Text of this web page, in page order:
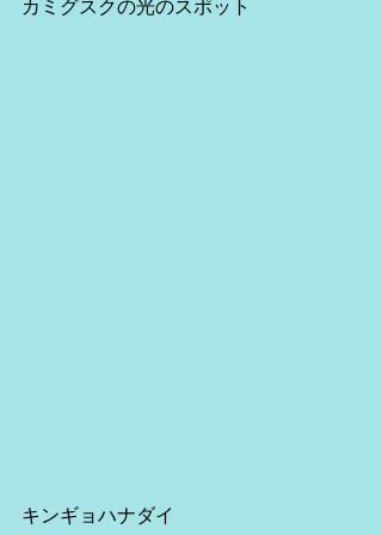
カミグスクの光のスポット
キンギョハナダイ